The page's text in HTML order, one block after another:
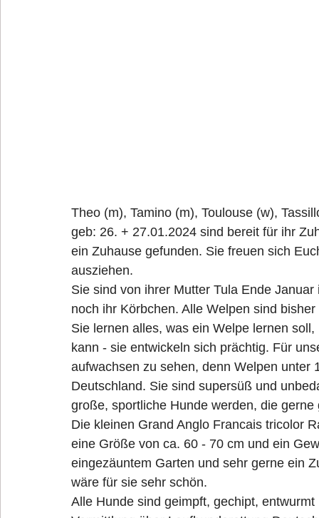
Theo (m), Tamino (m), Toulouse (w),
geb: 26. + 27.01.2024 sind bereit für ihr
ein Zuhause gefunden. Sie freuen sich
ausziehen.
Sie sind von ihrer Mutter Tula Ende
noch ihr Körbchen. Alle Welpen sind
Sie lernen alles, was ein Welpe lernen
kann - sie entwickeln sich prächtig. Für
aufwachsen zu sehen, denn Welpen
Deutschland. Sie sind supersüß und
große, sportliche Hunde werden, die
Die kleinen Grand Anglo Francais tricolor
eine Größe von ca. 60 - 70 cm und ein
eingezäuntem Garten und sehr gerne ein
wäre für sie sehr schön.
Alle Hunde sind geimpft, gechipt,